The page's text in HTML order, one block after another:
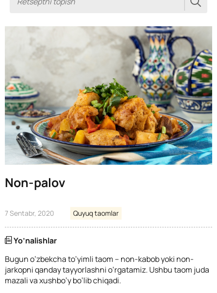
Non-palov
7 Sentabr, 2020 Quyuq taomlar
Yo’nalishlar
Bugun o’zbekcha to’yimli taom – non-kabob yoki non-
jarkopni qanday tayyorlashni o’rgatamiz. Ushbu taom juda
mazali va xushbo’y bo’lib chiqadi.